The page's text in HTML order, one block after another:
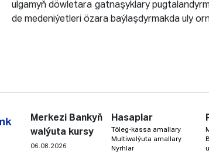
ulgamyň döwletara gatnaşyklary
de medeniýetleri özara baýlaşdyrmakda uly
Merkezi Bankyň
walýuta kursy
06.08.2026
Hasaplar
Töleg-kassa amallary
Multiwalýuta amallary
Nyrhlar